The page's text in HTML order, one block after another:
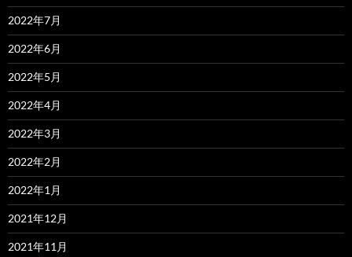
2022年7月
2022年6月
2022年5月
2022年4月
2022年3月
2022年2月
2022年1月
2021年12月
2021年11月